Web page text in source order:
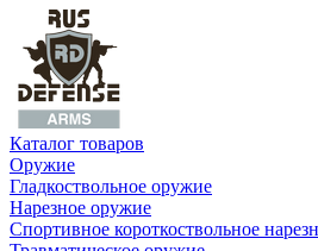
Каталог товаров
Оружие
Гладкоствольное оружие
Нарезное оружие
Спортивное короткоствольное